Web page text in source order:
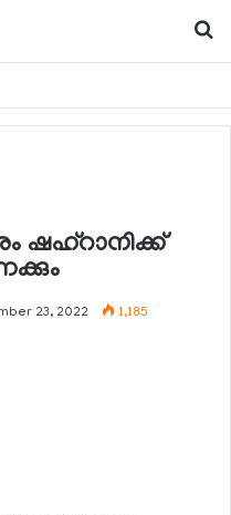
ഷഹ്റാനിക്ക്
23, 2022 1,185